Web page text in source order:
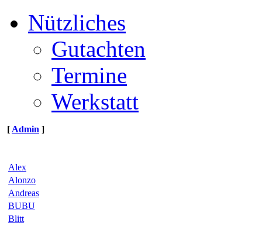
Nützliches
Gutachten
Termine
Werkstatt
[ Admin ]
Alex
Alonzo
Andreas
BUBU
Blitt